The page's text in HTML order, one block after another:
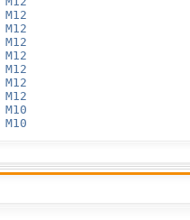
М12
М12
М12
М12
М12
М12
М12
М10
М10